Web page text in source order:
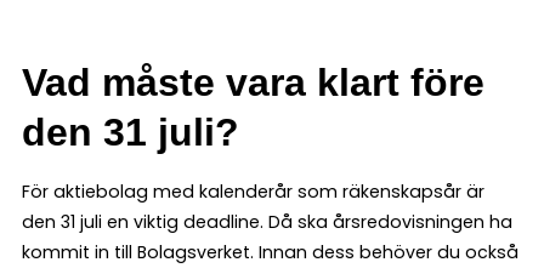
Vad måste vara klart före
den 31 juli?
För aktiebolag med kalenderår som räkenskapsår är
den 31 juli en viktig deadline. Då ska årsredovisningen ha
kommit in till Bolagsverket. Innan dess behöver du också